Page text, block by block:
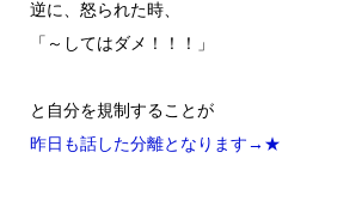
逆に、怒られた時、
「～してはダメ！！！」
と自分を規制することが
昨日も話した分離となります→★